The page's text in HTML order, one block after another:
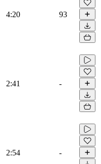
4:20 93
2:41 -
2:54 -